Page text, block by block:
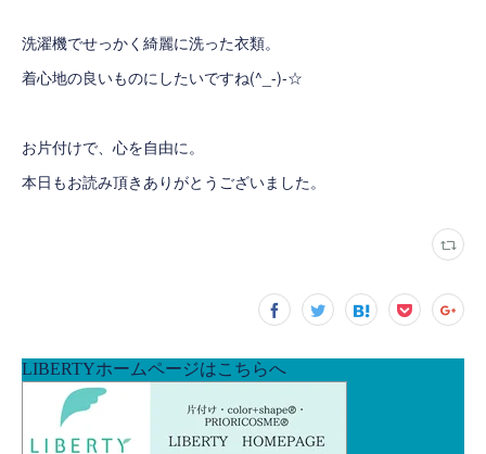
洗濯機でせっかく綺麗に洗った衣類。
着心地の良いものにしたいですね(^_-)-☆
お片付けで、心を自由に。
本日もお読み頂きありがとうございました。